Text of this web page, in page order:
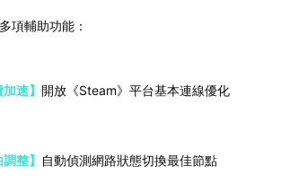
項輔助功能：
速】 開放《Steam》平台基本連線優化
整】 自動偵測網路狀態切換最佳節點